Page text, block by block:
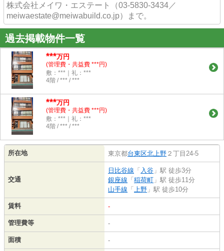
株式会社メイワ・エステート（03-5830-3434／
meiwaestate@meiwabuild.co.jp）まで。
過去掲載物件一覧
***万円
(管理費・共益費 ***円)
敷：***｜礼：***
4階 / *** / ***
***万円
(管理費・共益費 ***円)
敷：***｜礼：***
4階 / *** / ***
所在地 東京都台東区北上野 ２丁目24-5
交通
日比谷線 「 入谷 」駅 徒歩3分
銀座線 「 稲荷町 」駅 徒歩11分
山手線 「 上野 」駅 徒歩10分
賃料 -
管理費等 -
面積 -